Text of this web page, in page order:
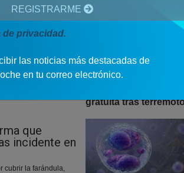
fecha en
Peña, Pedro
y un recorrido
que
incidente en
cubrir la farándula,
gratuita tras
REGISTRARME
de privacidad.
las noticias más destacadas de
en tu correo electrónico.